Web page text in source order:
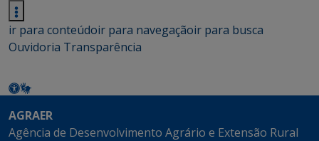
ir para conteúdoir para navegaçãoir para busca
Ouvidoria Transparência
AGRAER
Agência de Desenvolvimento Agrário e Extensão Rural